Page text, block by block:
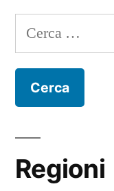
Ricerca
per:
Regioni